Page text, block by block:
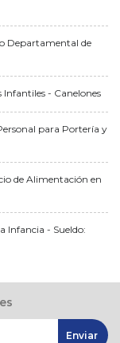
Departamental de
Infantiles - Canelones
para Portería y
de Alimentación en
Infancia - Sueldo: